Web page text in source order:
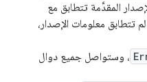
المقدَّمة تتطابق مع
تتطابق معلومات الإصدار،
، وستواصل جميع دوال